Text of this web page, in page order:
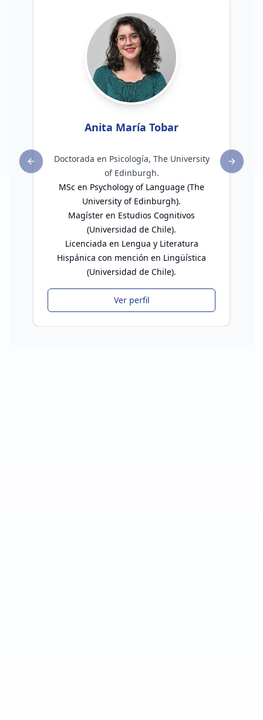
Anita María Tobar
Doctorada en Psicología, The University
of Edinburgh.
MSc en Psychology of Language (The
University of Edinburgh).
Magíster en Estudios Cognitivos
(Universidad de Chile).
Licenciada en Lengua y Literatura
Hispánica con mención en Lingüística
(Universidad de Chile).
Ver perfil
Next
Previous slide